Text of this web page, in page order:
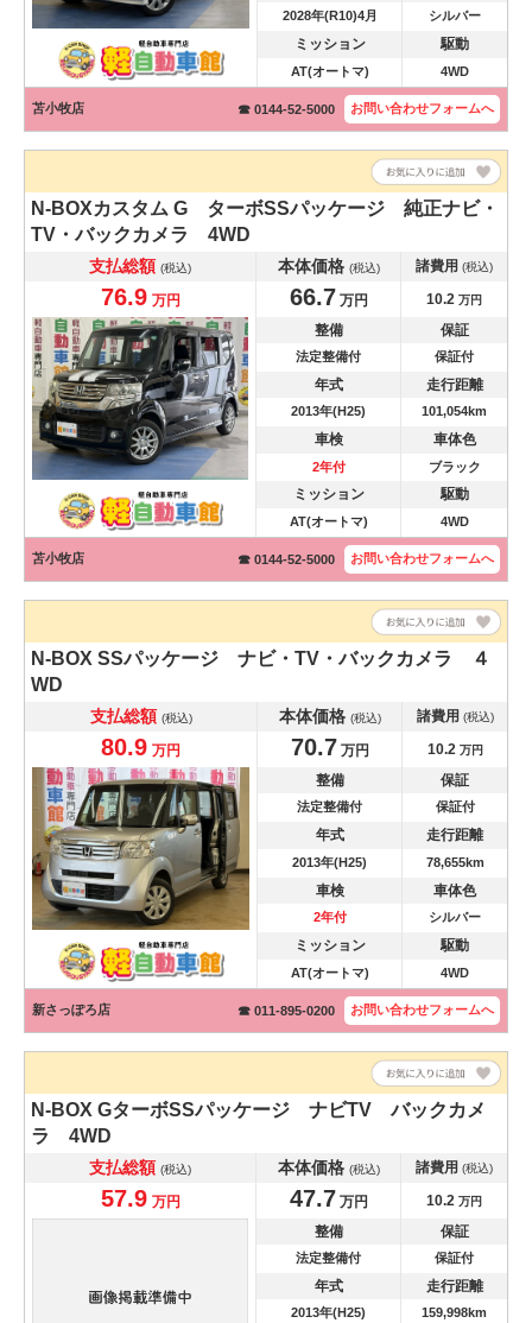
2028年(R10)4月 シルバー
ミッション 駆動
AT(オートマ) 4WD
苫小牧店 ☎ 0144-52-5000 お問い合わせフォームへ
N-BOXカスタム G ターボSSパッケージ 純正ナビ・
TV・バックカメラ 4WD
支払総額 (税込) 本体価格 (税込) 諸費用 (税込)
76.9 万円 66.7 万円 10.2 万円
整備 保証
法定整備付 保証付
年式 走行距離
2013年(H25) 101,054km
車検 車体色
2年付 ブラック
ミッション 駆動
AT(オートマ) 4WD
苫小牧店 ☎ 0144-52-5000 お問い合わせフォームへ
N-BOX SSパッケージ ナビ・TV・バックカメラ ４
WD
支払総額 (税込) 本体価格 (税込) 諸費用 (税込)
80.9 万円 70.7 万円 10.2 万円
整備 保証
法定整備付 保証付
年式 走行距離
2013年(H25) 78,655km
車検 車体色
2年付 シルバー
ミッション 駆動
AT(オートマ) 4WD
新さっぽろ店 ☎ 011-895-0200 お問い合わせフォームへ
N-BOX GターボSSパッケージ ナビTV バックカメ
ラ 4WD
支払総額 (税込) 本体価格 (税込) 諸費用 (税込)
57.9 万円 47.7 万円 10.2 万円
整備 保証
法定整備付 保証付
年式 走行距離
2013年(H25) 159,998km